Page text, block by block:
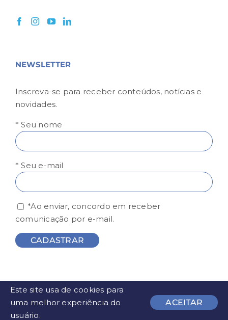
NEWSLETTER
Inscreva-se para receber conteúdos, notícias e
novidades.
* Seu nome
* Seu e-mail
*Ao enviar, concordo em receber
comunicação por e-mail.
© FESP - Todos os direitos reservados | Desenvolvido por
Este site usa de cookies para
uma melhor experiência do
usuário.
ACEITAR